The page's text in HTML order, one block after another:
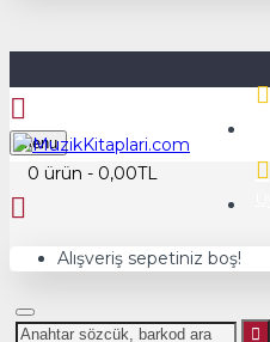
Menu
0 ürün - 0,00TL
Alışveriş sepetiniz boş!